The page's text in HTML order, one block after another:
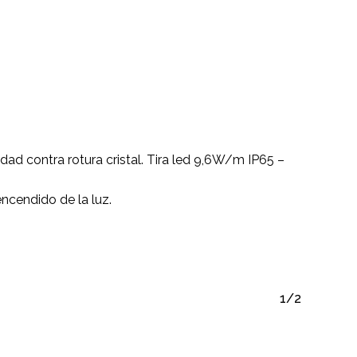
contra rotura cristal. Tira led 9,6W/m IP65 –
de la luz.
1/2